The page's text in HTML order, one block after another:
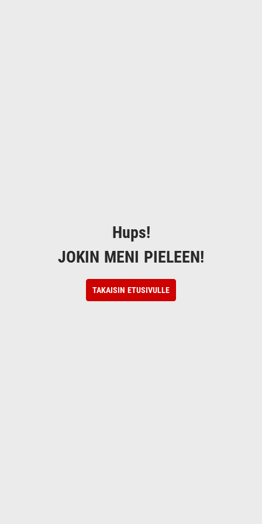
Hups!
JOKIN MENI PIELEEN!
TAKAISIN ETUSIVULLE